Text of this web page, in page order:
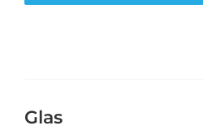
Glas